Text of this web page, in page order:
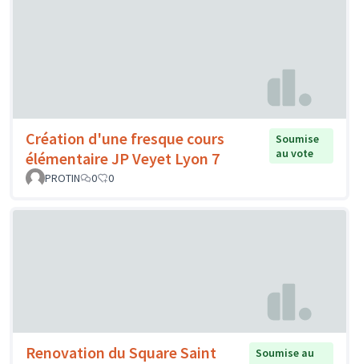
Création d'une fresque cours
élémentaire JP Veyet Lyon 7
Soumise
au vote
PROTIN
0 0
Renovation du Square Saint
Soumise au